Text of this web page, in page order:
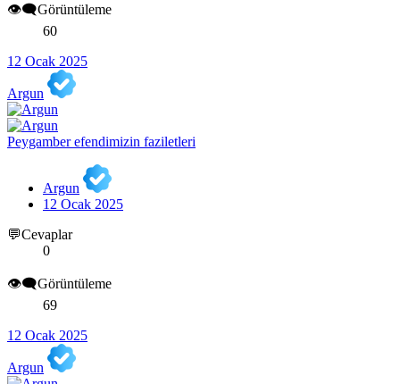
👁️‍🗨️Görüntüleme
60
12 Ocak 2025
Argun
Peygamber efendimizin faziletleri
Argun
12 Ocak 2025
💬Cevaplar
0
👁️‍🗨️Görüntüleme
69
12 Ocak 2025
Argun